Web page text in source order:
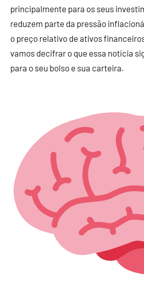
principalmente para os seus
reduzem parte da pressão
o preço relativo de ativos
vamos decifrar o que essa notícia
para o seu bolso e sua carteira.